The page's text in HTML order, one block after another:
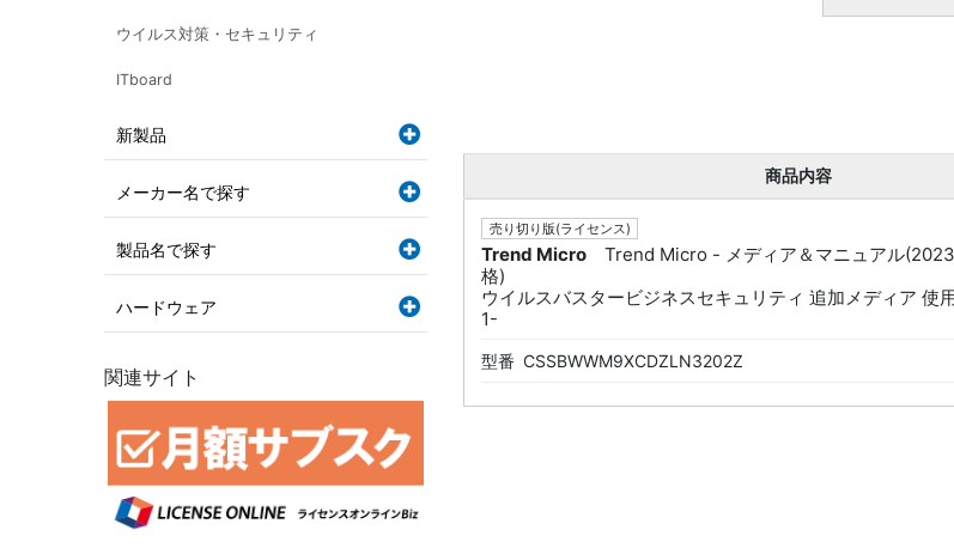
商品内容
売り切り版(ライセンス)
Trend Micro
Trend Micro - メディア＆マニュアル
格)
ウイルスバスタービジネスセキュリティ 追加メディア 使
1-
型番 CSSBWWM9XCDZLN3202Z
ウイルス対策・セキュリティ
ITboard
新製品
メーカー名で探す
製品名で探す
ハードウェア
関連サイト